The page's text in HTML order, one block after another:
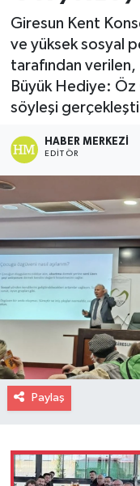
Giresun Kent
ve yüksek sosyal
tarafından
Büyük Hediye:
söyleşi
HABER MERKEZI
EDITÖR
Paylaş
Haber Arşivi